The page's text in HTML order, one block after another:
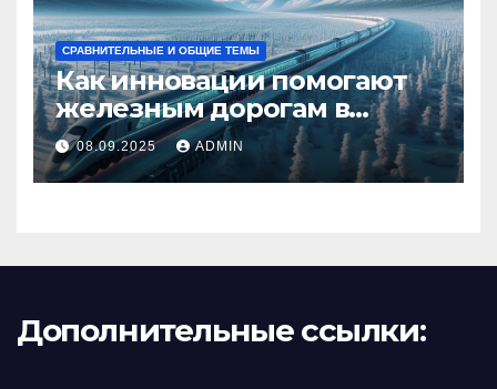
СРАВНИТЕЛЬНЫЕ И ОБЩИЕ ТЕМЫ
Как инновации помогают
железным дорогам в
условиях Арктики
08.09.2025 ADMIN
Дополнительные ссылки: